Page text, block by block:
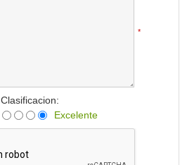
*
Clasificacion:
Excelente